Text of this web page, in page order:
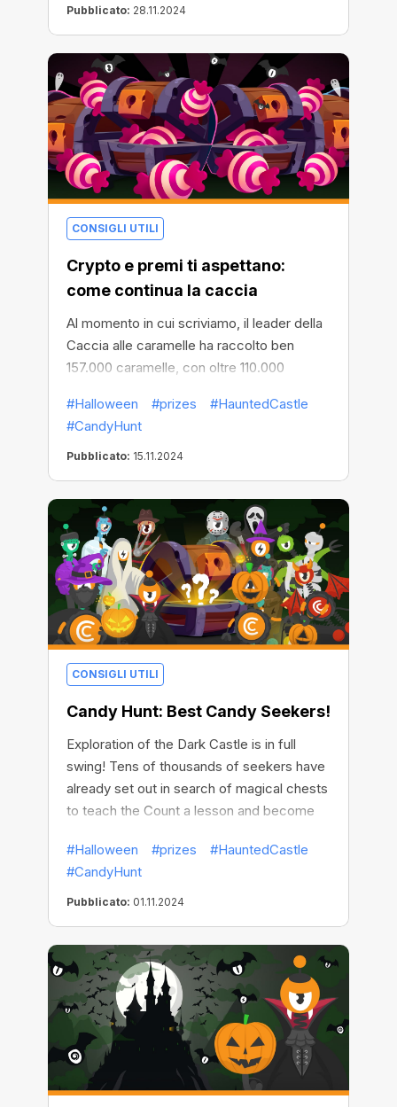
Pubblicato: 28.11.2024
CONSIGLI UTILI
Crypto e premi ti aspettano:
come continua la caccia
Al momento in cui scriviamo, il leader della
Caccia alle caramelle ha raccolto ben
157.000 caramelle, con oltre 110.000
Giornata dello Scambio si avvicina
rapidamente, così come l'estrazione di 13
preziosi premi!
#Halloween #prizes
#HauntedCastle
#CandyHunt
Pubblicato: 15.11.2024
CONSIGLI UTILI
Candy Hunt: Best Candy Seekers!
Exploration of the Dark Castle is in full
swing! Tens of thousands of seekers have
already set out in search of magical chests
to teach the Count a lesson and become
#Halloween
#prizes
#HauntedCastle
#CandyHunt
Pubblicato: 01.11.2024